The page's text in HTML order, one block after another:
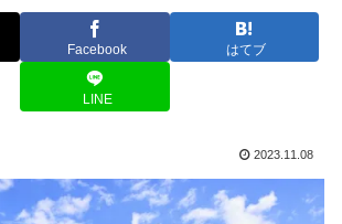
Facebook はてブ
LINE
2023.11.08